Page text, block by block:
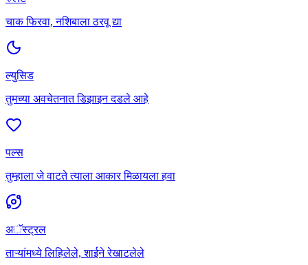
चाक फिरवा, नशिबाला ठरवू द्या
ल्युसिड
तुमच्या अवचेतनात डिझाइन दडले आहे
पल्स
तुम्हाला जे वाटते त्याला आकार मिळायला हवा
अॅस्ट्रल
ताऱ्यांमध्ये लिहिलेले, शाईने रेखाटलेले